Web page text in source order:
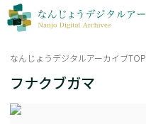
なんじょうデジタルアーカイブTOP
フナクブガマ